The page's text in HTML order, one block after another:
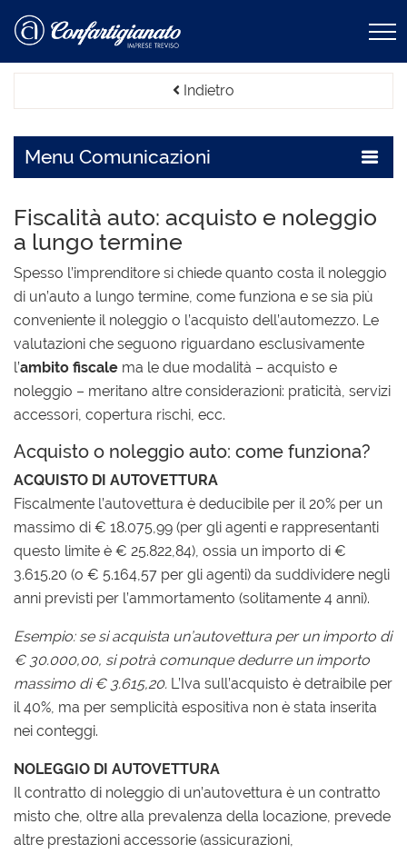
Indietro
Menu Comunicazioni
Fiscalità auto: acquisto e noleggio
a lungo termine
Spesso l’imprenditore si chiede quanto costa il noleggio
di un’auto a lungo termine, come funziona e se sia più
conveniente il noleggio o l’acquisto dell’automezzo. Le
valutazioni che seguono riguardano esclusivamente
l’ambito fiscale ma le due modalità – acquisto e
noleggio – meritano altre considerazioni: praticità, servizi
accessori, copertura rischi, ecc.
Acquisto o noleggio auto: come funziona?
ACQUISTO DI AUTOVETTURA
Fiscalmente l’autovettura è deducibile per il 20% per un
massimo di € 18.075,99 (per gli agenti e rappresentanti
questo limite è € 25.822,84), ossia un importo di €
3.615.20 (o € 5.164,57 per gli agenti) da suddividere negli
anni previsti per l’ammortamento (solitamente 4 anni).
Esempio: se si acquista un’autovettura per un importo di
€ 30.000,00, si potrà comunque dedurre un importo
massimo di € 3.615,20. L’Iva sull’acquisto è detraibile per
il 40%, ma per semplicità espositiva non è stata inserita
nei conteggi.
NOLEGGIO DI AUTOVETTURA
Il contratto di noleggio di un’autovettura è un contratto
misto che, oltre alla prevalenza della locazione, prevede
altre prestazioni accessorie (assicurazioni,